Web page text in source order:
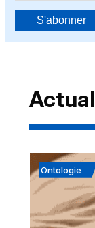
S'abonner
Ontologie